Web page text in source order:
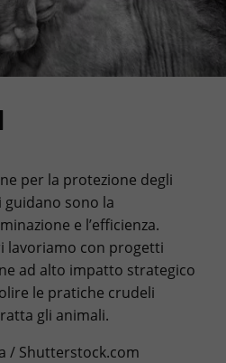
per la protezione degli
guidano sono la
e l’efficienza.
lavoriamo con progetti
ad alto impatto strategico
le pratiche crudeli
gli animali.
/ Shutterstock.com